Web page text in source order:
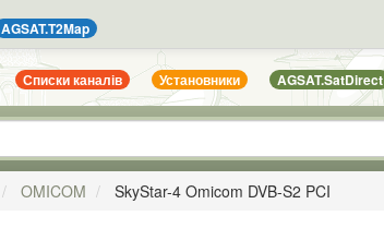
AGSAT.T2Map
Списки каналів Установники AGSAT.SatDirect
OMICOM SkyStar-4 Omicom DVB-S2 PCI